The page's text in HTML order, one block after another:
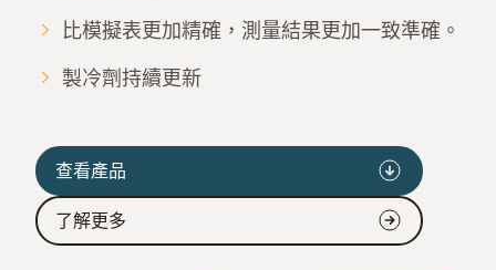
比模擬表更加精確，測量結果更加一致準確。
製冷劑持續更新
查看產品
了解更多